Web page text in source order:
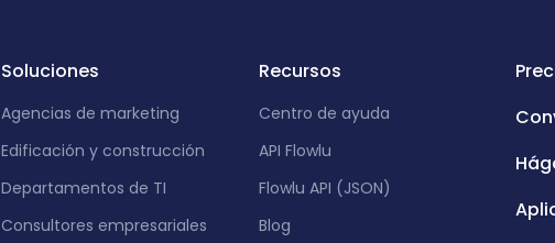
Soluciones
Agencias de marketing
Edificación y construcción
Departamentos de TI
Consultores empresariales
Recursos
Centro de ayuda
API Flowlu
Flowlu API (JSON)
Blog